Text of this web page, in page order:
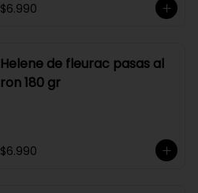
$6.990
Helene de fleurac pasas al
ron 180 gr
$6.990